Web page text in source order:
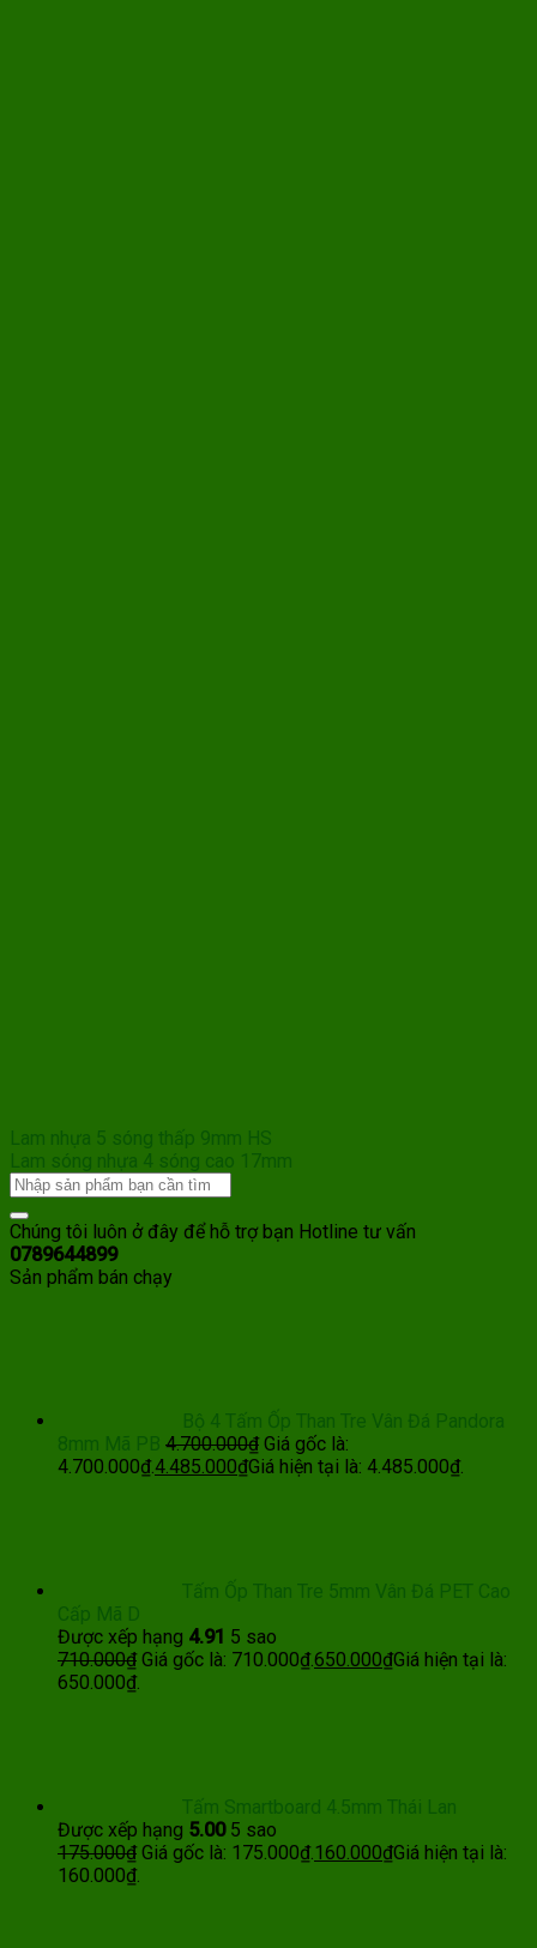
Lam nhựa 5 sóng thấp 9mm HS
Lam sóng nhựa 4 sóng cao 17mm
Chúng tôi luôn ở đây để hỗ trợ bạn Hotline tư vấn
0789644899
Sản phẩm bán chạy
Bộ 4 Tấm Ốp Than Tre Vân Đá Pandora
8mm Mã PB 4.700.000₫ Giá gốc là:
4.700.000₫.4.485.000₫Giá hiện tại là: 4.485.000₫.
Tấm Ốp Than Tre 5mm Vân Đá PET Cao
Cấp Mã D
Được xếp hạng 4.91 5 sao
710.000₫ Giá gốc là: 710.000₫.650.000₫Giá hiện tại là:
650.000₫.
Tấm Smartboard 4.5mm Thái Lan
Được xếp hạng 5.005 sao
175.000₫ Giá gốc là: 175.000₫.160.000₫Giá hiện tại là:
160.000₫.